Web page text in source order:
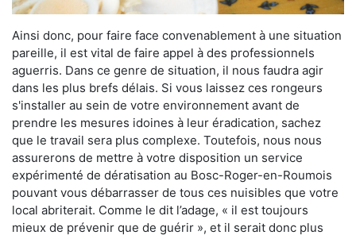
Ainsi donc, pour faire face convenablement à une situation
pareille, il est vital de faire appel à des professionnels
aguerris. Dans ce genre de situation, il nous faudra agir
dans les plus brefs délais. Si vous laissez ces rongeurs
s'installer au sein de votre environnement avant de
prendre les mesures idoines à leur éradication, sachez
que le travail sera plus complexe. Toutefois, nous nous
assurerons de mettre à votre disposition un service
expérimenté de dératisation au Bosc-Roger-en-Roumois
pouvant vous débarrasser de tous ces nuisibles que votre
local abriterait. Comme le dit l’adage, « il est toujours
mieux de prévenir que de guérir », et il serait donc plus